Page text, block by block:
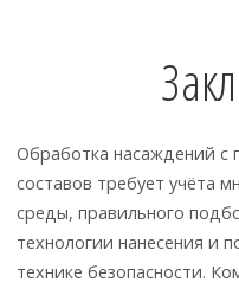
Обработка насаждений с
составов требует учёта
среды, правильного
технологии нанесения и
технике безопасности.